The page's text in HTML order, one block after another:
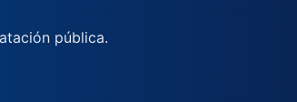
pública.